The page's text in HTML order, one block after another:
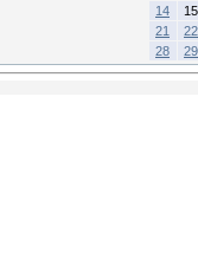
14
15
21
22
28
29